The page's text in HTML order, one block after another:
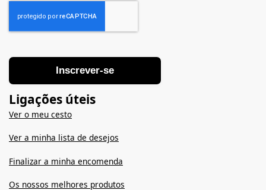
Inscrever-se
Ligações úteis
Ver o meu cesto
Ver a minha lista de desejos
Finalizar a minha encomenda
Os nossos melhores produtos